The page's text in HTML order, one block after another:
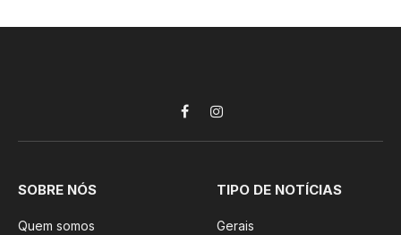
FacebookInstagram
SOBRE NÓS
Quem somos
TIPO DE NOTÍCIAS
Gerais